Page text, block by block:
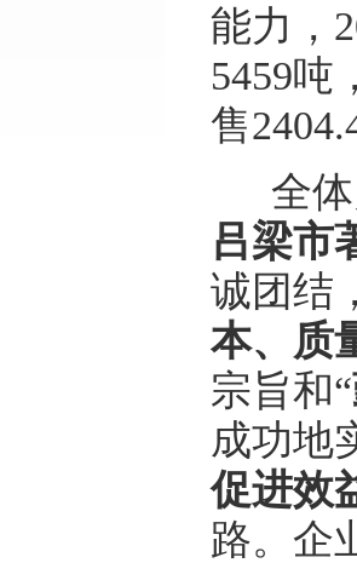
能力，
5459吨
售
全
吕梁市
诚团结
本、质
宗旨和“
成功地
促进效
路。企